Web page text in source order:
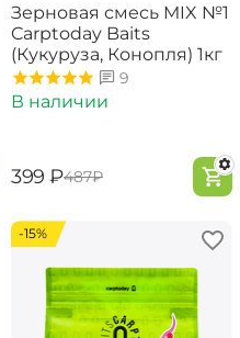
Зерновая смесь MIX №1
Carptoday Baits
(Кукуруза, Конопля) 1кг
9
В наличии
‍399‍ ₽‍487‍₽
-15%